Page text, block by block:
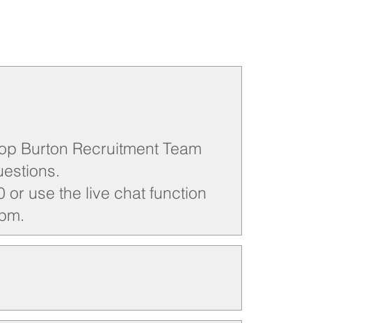
Burton Recruitment Team
or use the live chat function